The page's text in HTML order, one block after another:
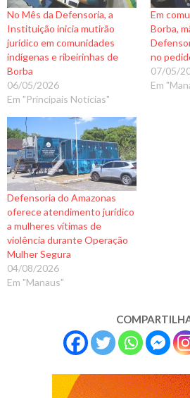
No Mês da Defensoria, a
Instituição inicia mutirão
jurídico em comunidades
indígenas e ribeirinhas de
Borba
06/05/2026
Em "Principais Notícias"
Em
Borba,
no
07/05/
Em
Defensoria do Amazonas
oferece atendimento jurídico
a mulheres vítimas de
violência durante Operação
Mulher Segura
04/08/2026
Em "Manaus"